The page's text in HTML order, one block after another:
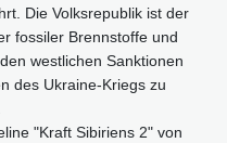
Die Volksrepublik ist der
fossiler Brennstoffe und
westlichen Sanktionen
des Ukraine-Kriegs zu
"Kraft Sibiriens 2" von